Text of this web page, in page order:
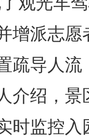
增派志
疏导人流
介绍，
时监控